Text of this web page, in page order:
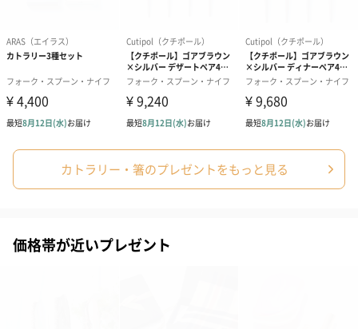
アールグレイ（HAPPY
BIRTHDAY TO YOU）
（660円）
アールグレイティー
（660円）
フルーツティ
円）
です。
カトラリー・箸のプレゼントをもっと見る
価格帯が近いプレゼント